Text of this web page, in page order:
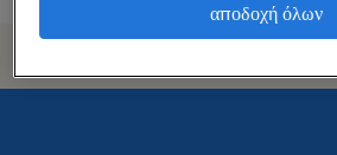
αποδοχή όλων